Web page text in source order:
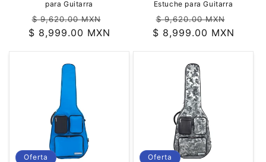
para Guitarra
Precio
habitual
$ 9,620.00 MXN
de
$ 8,999.00 MXN
Estuche para Guitarra
Precio
habitual
$ 9,620.00 MXN
de
$ 8,999.00 MXN
Oferta Oferta